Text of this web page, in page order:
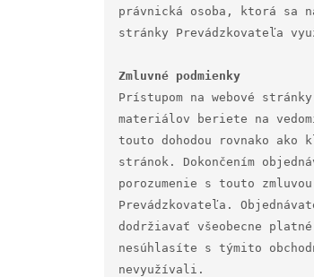
právnická osoba, ktorá sa
stránky Prevádzkovateľa
Prístupom na webové
materiálov beriete na
touto dohodou rovnako
stránok. Dokončením
porozumenie s touto
Prevádzkovateľa.
dodržiavať všeobecne
nesúhlasíte s týmito
nevyužívali.